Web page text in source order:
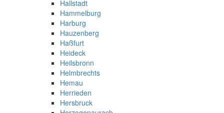
Hallstadt
Hammelburg
Harburg
Hauzenberg
Haßfurt
Heideck
Heilsbronn
Helmbrechts
Hemau
Herrieden
Hersbruck